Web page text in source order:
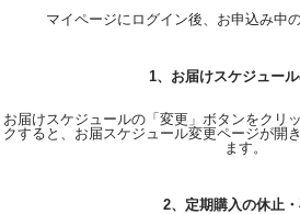
マイページにログイン後、お申込み中
1、お届けスケジュー
お届けスケジュールの「変更」ボタンをクリ
クすると、お届スケジュール変更ページが開
ます。
2、定期購入の休止